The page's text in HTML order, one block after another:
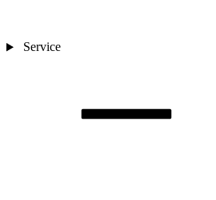
Service